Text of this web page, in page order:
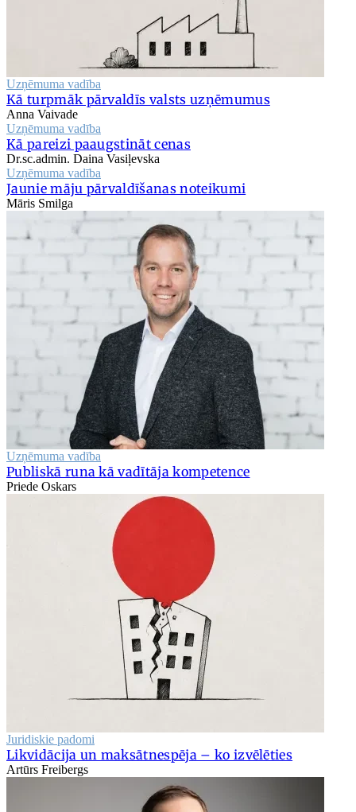
Uzņēmuma vadība
Kā turpmāk pārvaldīs valsts uzņēmumus
Anna Vaivade
Uzņēmuma vadība
Kā pareizi paaugstināt cenas
Dr.sc.admin. Daina Vasiļevska
Uzņēmuma vadība
Jaunie māju pārvaldīšanas noteikumi
Māris Smilga
Uzņēmuma vadība
Publiskā runa kā vadītāja kompetence
Priede Oskars
Juridiskie padomi
Likvidācija un maksātnespēja – ko izvēlēties
Artūrs Freibergs